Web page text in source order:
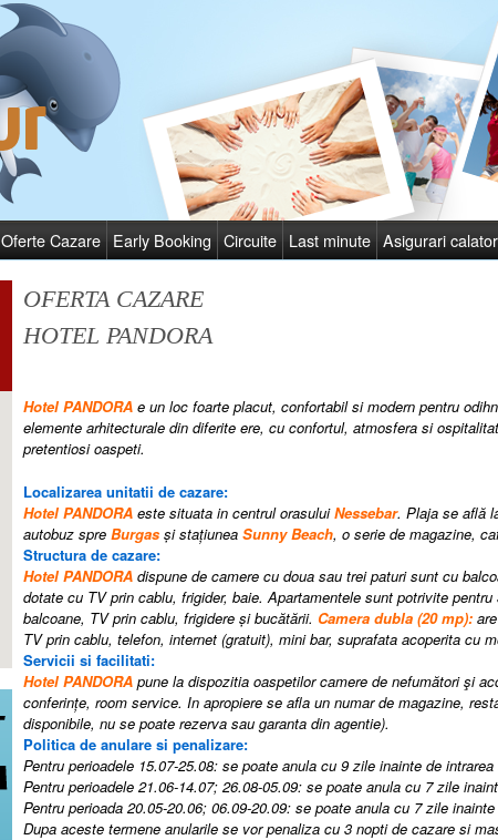
Oferte Cazare Early Booking Circuite Last minute Asigurari
OFERTA CAZARE
HOTEL PANDORA
Hotel PANDORA e un loc foarte placut, confortabil si modern pentru
elemente arhitecturale din diferite ere, cu confortul, atmosfera si
pretentiosi oaspeti.
Localizarea unitatii de cazare:
Hotel PANDORA este situata in centrul orasuluiNessebar. Plaja se află
autobuz spre Burgas și stațiunea Sunny Beach, o serie de magazine,
Structura de cazare:
Hotel PANDORA dispune de camere cu doua sau trei paturi sunt cu
dotate cu TV prin cablu, frigider, baie. Apartamentele sunt potrivite
balcoane, TV prin cablu, frigidere și bucătării. Camera dubla (20 mp):
TV prin cablu, telefon, internet (gratuit), mini bar, suprafata acoperita cu
Servicii si facilitati:
Hotel PANDORA pune la dispozitia oaspetilor camere de nefumători şi
conferințe, room service. In apropiere se afla un numar de magazine,
disponibile, nu se poate rezerva sau garanta din agentie).
Politica de anulare si penalizare:
Pentru perioadele 15.07-25.08: se poate anula cu 9 zile inainte de
Pentru perioadele 21.06-14.07; 26.08-05.09: se poate anula cu 7 zile
Pentru perioada 20.05-20.06; 06.09-20.09: se poate anula cu 7 zile
Dupa aceste termene anularile se vor penaliza cu 3 nopti de cazare si